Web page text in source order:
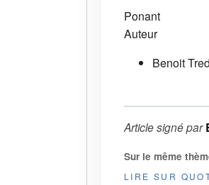
Ponant
Auteur
Benoit
Article signé par
Sur le même
LIRE SUR